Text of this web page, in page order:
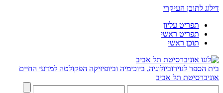
דילוג לתוכן העיקרי
תפריט עליון
תפריט ראשי
תוכן ראשי
בית הספר לנוירוביולוגיה, ביוכימיה וביופיזיקה הפקולטה למדעי החיים
אוניברסיטת תל אביב